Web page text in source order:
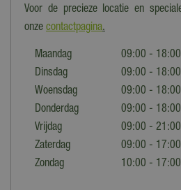
Voor de precieze locatie en
onze contactpagina.
Maandag
09:00 - 18:00
Dinsdag
09:00 - 18:00
Woensdag
09:00 - 18:00
Donderdag
09:00 - 18:00
Vrijdag
09:00 - 21:00
Zaterdag
09:00 - 17:00
Zondag
10:00 - 17:00